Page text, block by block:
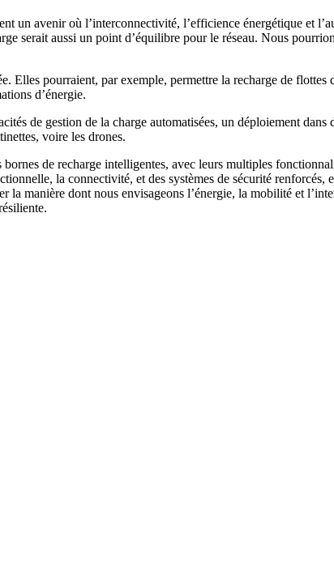
un avenir où l’interconnectivité, l’efficience énergétique et
serait aussi un point d’équilibre pour le réseau. Nous
Elles pourraient, par exemple, permettre la recharge de
d’énergie.
de gestion de la charge automatisées, un déploiement dans
voire les drones.
de recharge intelligentes, avec leurs multiples
la connectivité, et des systèmes de sécurité renforcés,
manière dont nous envisageons l’énergie, la mobilité et